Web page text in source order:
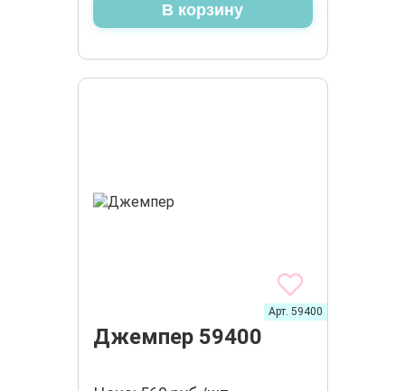
В корзину
Джемпер 59400
Арт. 59400